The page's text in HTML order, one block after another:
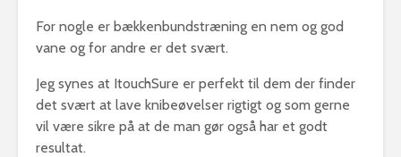
For nogle er bækkenbundstræning en nem og god
vane og for andre er det svært.
Jeg synes at ItouchSure er perfekt til dem der finder
det svært at lave knibeøvelser rigtigt og som gerne
vil være sikre på at de man gør også har et godt
resultat.